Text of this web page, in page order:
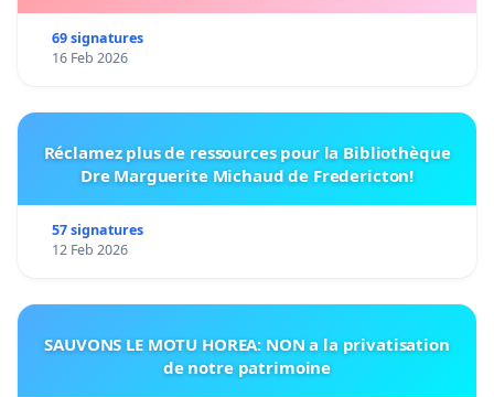
69 signatures
16 Feb 2026
Réclamez plus de ressources pour la Bibliothèque
Dre Marguerite Michaud de Fredericton!
57 signatures
12 Feb 2026
SAUVONS LE MOTU HOREA: NON a la privatisation
de notre patrimoine